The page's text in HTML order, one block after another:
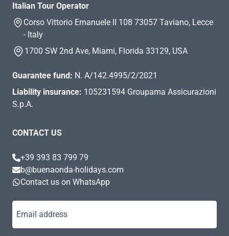
Italian Tour Operator
Corso Vittorio Emanuele II 108 73057 Taviano, Lecce
- Italy
1700 SW 2nd Ave, Miami, Florida 33129, USA
Guarantee fund: N. A/142.4995/2/2021
Liability insurance: 105231594 Groupama Assicurazioni
S.p.A.
CONTACT US
+39 393 83 799 79
b@buenaonda-holidays.com
Contact us on WhatsApp
Email address